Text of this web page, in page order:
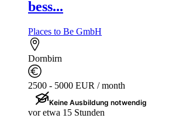
bess...
Places to Be GmbH
Dornbirn
2500 - 5000 EUR / month
Keine Ausbildung notwendig
vor etwa 15 Stunden